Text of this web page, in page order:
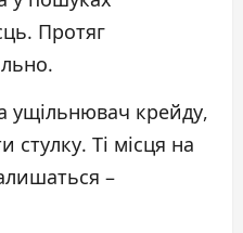
Протяг
ущільнювач крейду,
стулку. Ті місця на
–